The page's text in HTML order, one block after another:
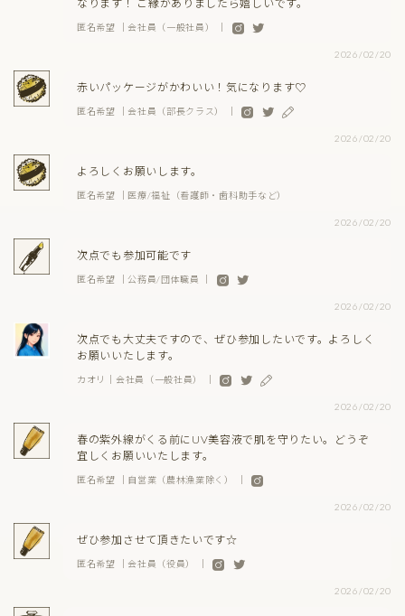
なります！ ご縁がありましたら嬉しいです。
匿名希望 ｜会社員（一般社員） ｜
2026/02/20
赤いパッケージがかわいい！気になります♡
匿名希望 ｜会社員（部長クラス） ｜
2026/02/20
よろしくお願いします。
匿名希望 ｜医療/福祉（看護師・歯科助手など）
2026/02/20
次点でも参加可能です
匿名希望 ｜公務員/団体職員 ｜
2026/02/20
次点でも大丈夫ですので、ぜひ参加したいです。よろしく
お願いいたします。
カオリ｜会社員（一般社員） ｜
2026/02/20
春の紫外線がくる前にUV美容液で肌を守りたい。どうぞ
宜しくお願いいたします。
匿名希望 ｜自営業（農林漁業除く） ｜
2026/02/20
ぜひ参加させて頂きたいです☆
匿名希望 ｜会社員（役員） ｜
2026/02/20